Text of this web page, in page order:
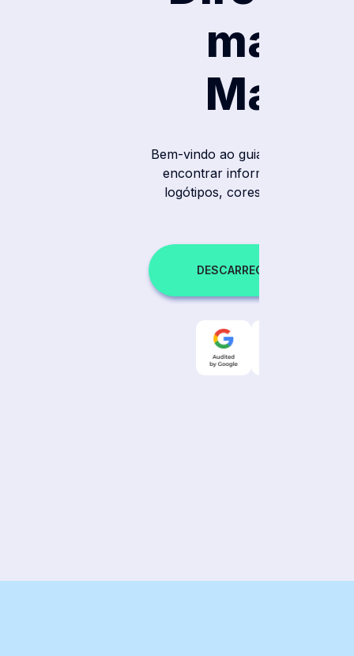
marca
Bem-vindo ao guia de marca da
encontrar informações sobre
logótipos, cores e muito mais.
DESCARREGAR RECURSOS